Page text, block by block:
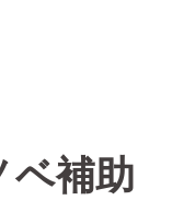
ベ補助